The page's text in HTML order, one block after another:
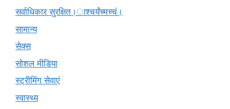
सर्वाधिकार सुरक्षित।ाश्चर्यंच्मच्चं।
सामान्य
सेक्स
सोशल मीडिया
स्ट्रीमिंग सेवाएं
स्वास्थ्य